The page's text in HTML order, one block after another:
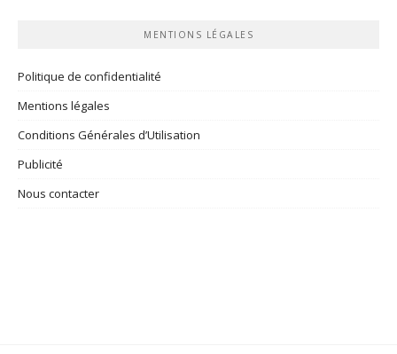
MENTIONS LÉGALES
Politique de confidentialité
Mentions légales
Conditions Générales d’Utilisation
Publicité
Nous contacter